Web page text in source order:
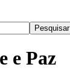
Pesquisar
e Paz